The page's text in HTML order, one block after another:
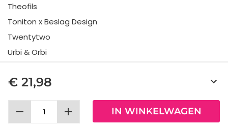
€ 21,98 keyboard_arrow_down
remove add IN WINKELWAGEN
Theofils
Toniton x Beslag Design
Twentytwo
Urbi & Orbi
Viefe
Allabeslag Sverige AB © 2025